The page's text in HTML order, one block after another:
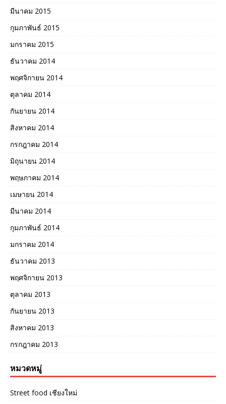
มีนาคม 2015
กุมภาพันธ์ 2015
มกราคม 2015
ธันวาคม 2014
พฤศจิกายน 2014
ตุลาคม 2014
กันยายน 2014
สิงหาคม 2014
กรกฎาคม 2014
มิถุนายน 2014
พฤษภาคม 2014
เมษายน 2014
มีนาคม 2014
กุมภาพันธ์ 2014
มกราคม 2014
ธันวาคม 2013
พฤศจิกายน 2013
ตุลาคม 2013
กันยายน 2013
สิงหาคม 2013
กรกฎาคม 2013
หมวดหมู่
Street food เชียงใหม่